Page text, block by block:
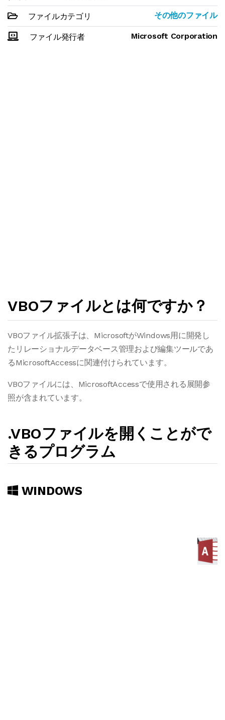
ファイルカテゴリ その他のファイル
ファイル発行者 Microsoft Corporation
VBOファイルとは何ですか？
VBOファイル拡張子は、MicrosoftがWindows用に開発し
たリレーショナルデータベース管理および編集ツールであ
るMicrosoftAccessに関連付けられています。
VBOファイルには、MicrosoftAccessで使用される展開参
照が含まれています。
.VBOファイルを開くことがで
きるプログラム
WINDOWS